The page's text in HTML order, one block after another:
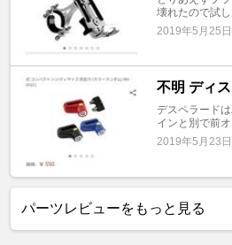
壊れたので試し
2019年5月25日
不明 ディ
デスペラード
インと別で前
2019年5月23日
パーツレビューをもっと見る